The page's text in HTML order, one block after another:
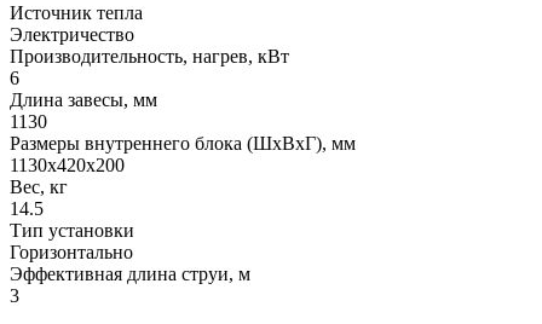
Источник тепла
Электричество
Производительность, нагрев, кВт
6
Длина завесы, мм
1130
Размеры внутреннего блока (ШхВхГ), мм
1130х420х200
Вес, кг
14.5
Тип установки
Горизонтально
Эффективная длина струи, м
3